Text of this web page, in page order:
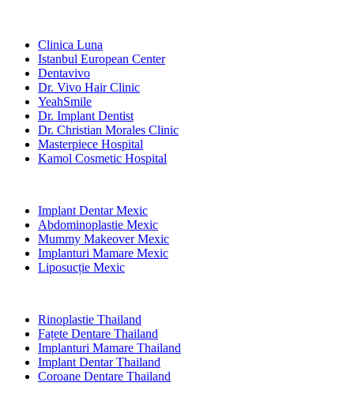
Clinica Luna
Istanbul European Center
Dentavivo
Dr. Vivo Hair Clinic
YeahSmile
Dr. Implant Dentist
Dr. Christian Morales Clinic
Masterpiece Hospital
Kamol Cosmetic Hospital
Implant Dentar Mexic
Abdominoplastie Mexic
Mummy Makeover Mexic
Implanturi Mamare Mexic
Liposucție Mexic
Rinoplastie Thailand
Fațete Dentare Thailand
Implanturi Mamare Thailand
Implant Dentar Thailand
Coroane Dentare Thailand